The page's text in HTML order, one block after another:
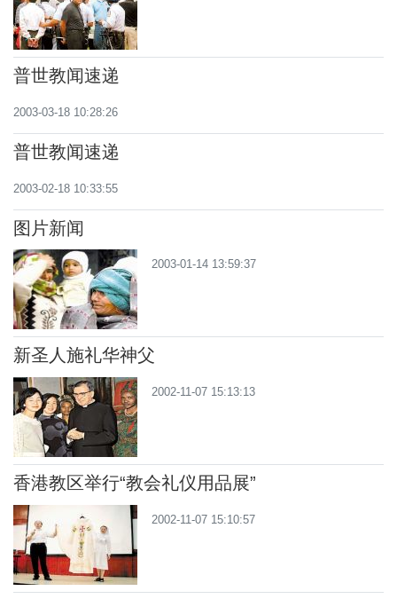
普世教闻速递
2003-03-18 10:28:26
普世教闻速递
2003-02-18 10:33:55
图片新闻
2003-01-14 13:59:37
新圣人施礼华神父
2002-11-07 15:13:13
香港教区举行“教会礼仪用品展”
2002-11-07 15:10:57